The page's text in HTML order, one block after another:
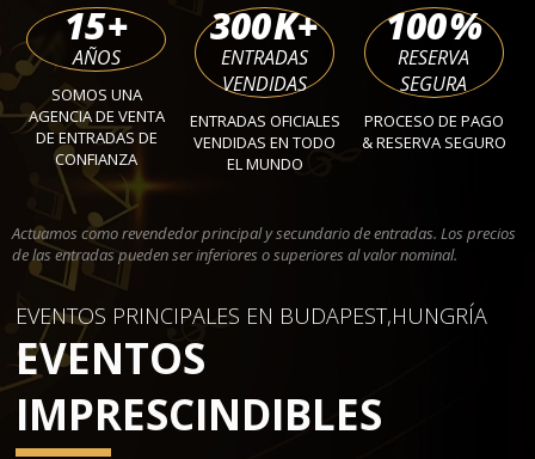
15+
AÑOS
SOMOS UNA
AGENCIA DE VENTA
DE ENTRADAS DE
CONFIANZA
300K+
ENTRADAS
VENDIDAS
ENTRADAS OFICIALES
VENDIDAS EN TODO
EL MUNDO
100%
RESERVA
SEGURA
PROCESO DE PAGO
& RESERVA SEGURO
Actuamos como revendedor principal y secundario de entradas. Los precios
de las entradas pueden ser inferiores o superiores al valor nominal.
EVENTOS PRINCIPALES EN BUDAPEST,HUNGRÍA
EVENTOS
IMPRESCINDIBLES